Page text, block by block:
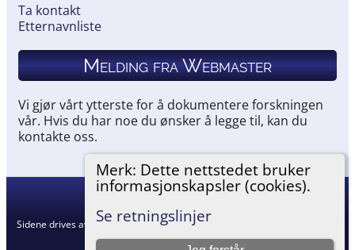
Merk: Dette nettstedet bruker
informasjonskapsler (cookies).
Se retningslinjer
Ta kontakt
Etternavnliste
Melding fra Webmaster
Vi gjør vårt ytterste for å dokumentere forskningen
vår. Hvis du har noe du ønsker å legge til, kan du
kontakte oss.
Hemneslekt 2026
Sidene drives av The Next Generation of Genealogy Sitebuilding